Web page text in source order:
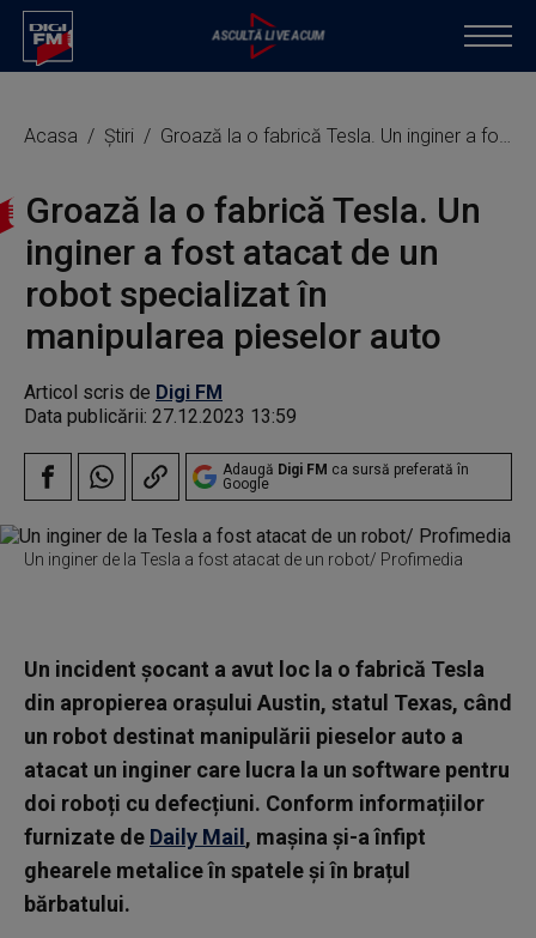
Acasa Știri Groază la o fabrică Tesla. Un inginer a fost atacat de un robot specializat în manipularea pieselor auto
Groază la o fabrică Tesla. Un
inginer a fost atacat de un
robot specializat în
manipularea pieselor auto
Articol scris de Digi FM
Data publicării: 27.12.2023 13:59
Adaugă Digi FM ca sursă preferată în
Google
Un inginer de la Tesla a fost atacat de un robot/ Profimedia
Un incident șocant a avut loc la o fabrică Tesla
din apropierea orașului Austin, statul Texas, când
un robot destinat manipulării pieselor auto a
atacat un inginer care lucra la un software pentru
doi roboți cu defecțiuni. Conform informațiilor
furnizate de Daily Mail , mașina și-a înfipt
ghearele metalice în spatele și în brațul
bărbatului.